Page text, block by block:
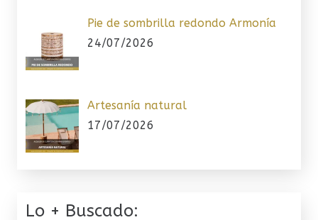
Pie de sombrilla redondo Armonía
24/07/2026
Artesanía natural
17/07/2026
Lo + Buscado: